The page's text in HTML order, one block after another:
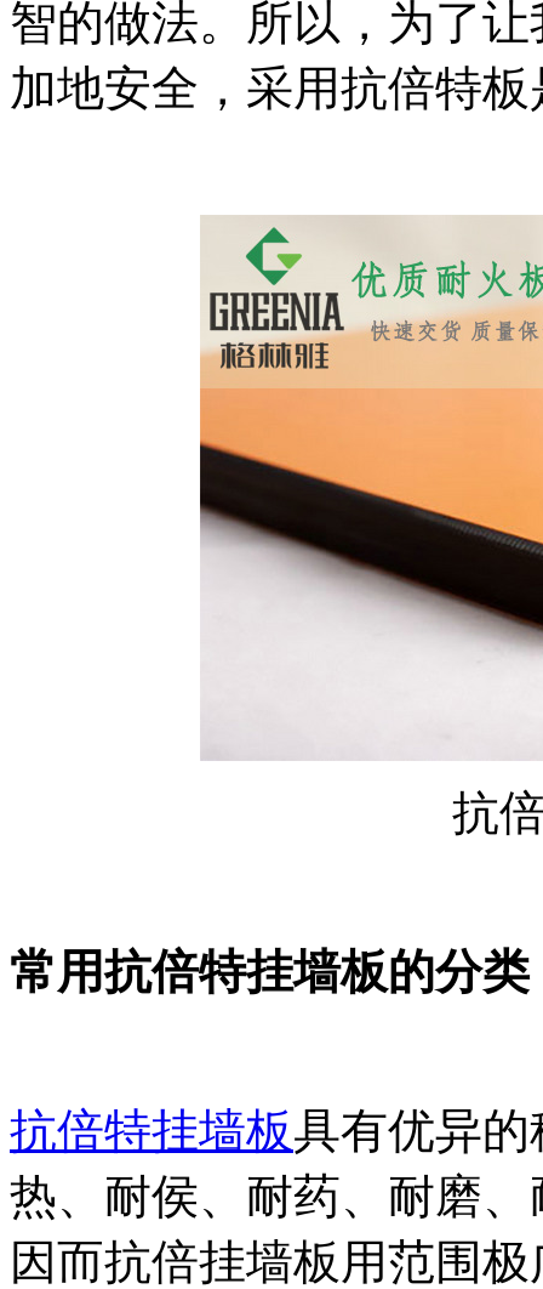
智的做法。所以，为了
加地安全，采用抗倍特
抗
常用抗倍特挂墙板的分类
抗倍特挂墙板具有优异
热、耐侯、耐药、耐磨
因而抗倍挂墙板用范围